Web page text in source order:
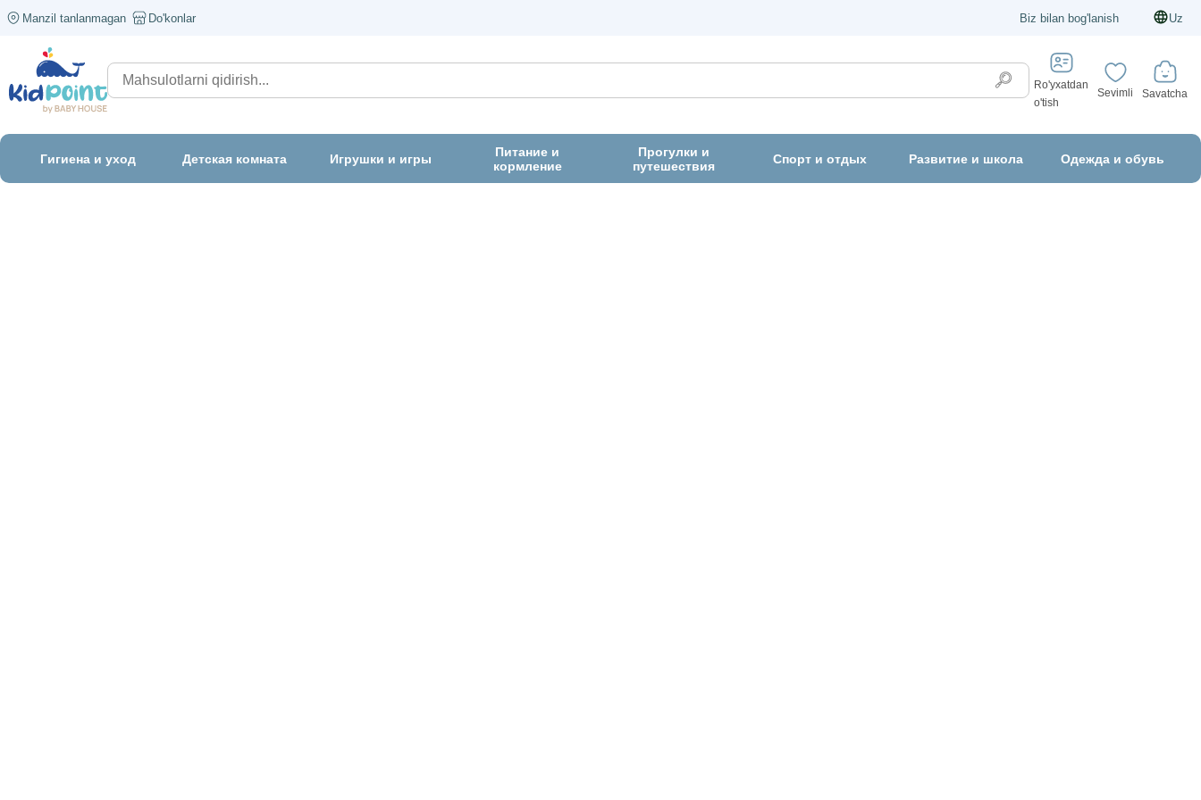
Manzil tanlanmagan Do'konlar Biz bilan bog'lanish Uz
Ro'yxatdan
o'tish
Sevimli Savatcha
Гигиена и уход Детская комната Игрушки и игры
Питание и
кормление
Прогулки и
путешествия
Спорт и отдых Развитие и школа Одежда и обувь